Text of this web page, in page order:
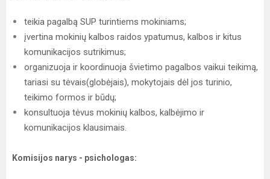
teikia pagalbą SUP turintiems mokiniams;
įvertina mokinių kalbos raidos ypatumus, kalbos ir kitus
komunikacijos sutrikimus;
organizuoja ir koordinuoja švietimo pagalbos vaikui teikimą,
tariasi su tėvais(globėjais), mokytojais dėl jos turinio,
teikimo formos ir būdų;
konsultuoja tėvus mokinių kalbos, kalbėjimo ir
komunikacijos klausimais.
Komisijos narys - psichologas: